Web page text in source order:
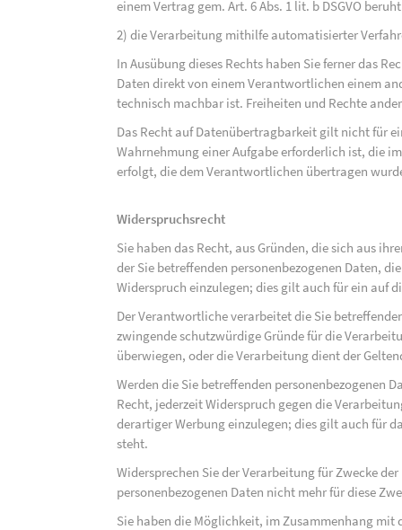
einem Vertrag gem. Art. 6 Abs. 1 lit. b DSGVO
2) die Verarbeitung mithilfe automatisierter
In Ausübung dieses Rechts haben Sie ferner das
Daten direkt von einem Verantwortlichen einem
technisch machbar ist. Freiheiten und Rechte
Das Recht auf Datenübertragbarkeit gilt nicht für
Wahrnehmung einer Aufgabe erforderlich ist, die
erfolgt, die dem Verantwortlichen übertragen
Widerspruchsrecht
Sie haben das Recht, aus Gründen, die sich aus
der Sie betreffenden personenbezogenen Daten,
Widerspruch einzulegen; dies gilt auch für ein auf
Der Verantwortliche verarbeitet die Sie
zwingende schutzwürdige Gründe für die
überwiegen, oder die Verarbeitung dient der
Werden die Sie betreffenden personenbezogenen
Recht, jederzeit Widerspruch gegen die
derartiger Werbung einzulegen; dies gilt auch für
steht.
Widersprechen Sie der Verarbeitung für Zwecke
personenbezogenen Daten nicht mehr für diese
Sie haben die Möglichkeit, im Zusammenhang